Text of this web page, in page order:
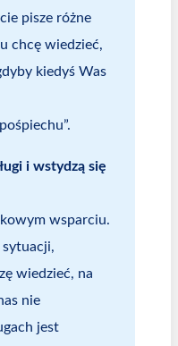
pisze różne
chcę wiedzieć,
kiedyś Was
i wstydzą się
wsparciu.
sytuacji,
wiedzieć, na
nie
jest